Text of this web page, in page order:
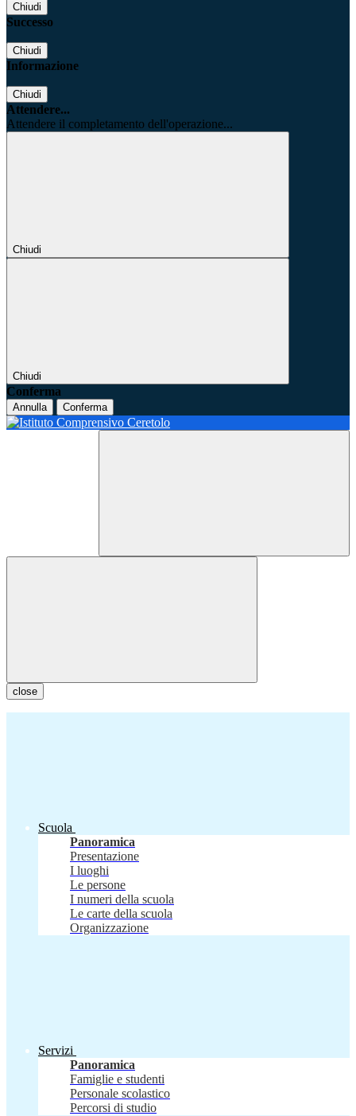
Chiudi
Successo
Chiudi
Informazione
Chiudi
Attendere...
Attendere il completamento dell'operazione...
Chiudi
Chiudi
Conferma
Annulla Conferma
close
Scuola
Panoramica
Presentazione
I luoghi
Le persone
I numeri della scuola
Le carte della scuola
Organizzazione
Servizi
Panoramica
Famiglie e studenti
Personale scolastico
Percorsi di studio